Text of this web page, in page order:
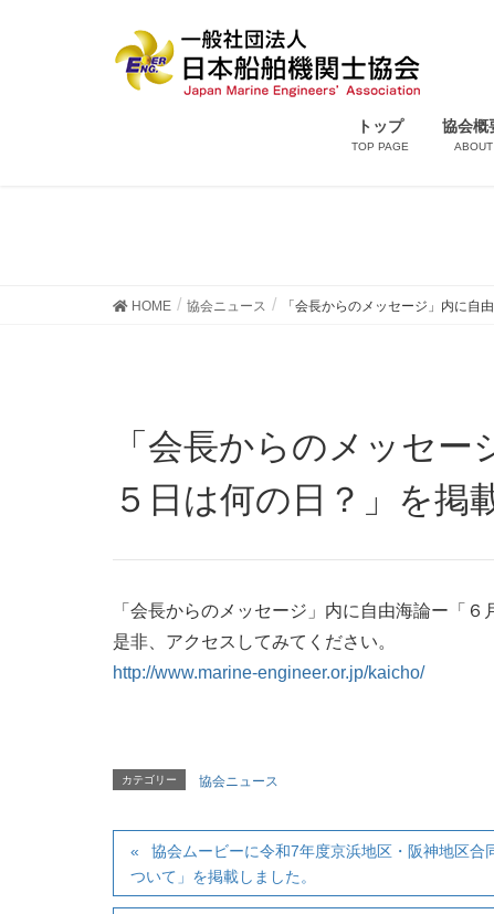
トップ
TOP PAGE
協会概
ABOUT
HOME 協会ニュース 「会長からのメッセージ」内に自
「会長からのメッセージ」内に自由海論ー「６月２
５日は何の日？」を掲
「会長からのメッセージ」内に自由海論ー「６
是非、アクセスしてみてください。
http://www.marine-engineer.or.jp/kaicho/
カテゴリー 協会ニュース
協会ムービーに令和7年度京浜地区・阪神地区
ついて」を掲載しました。